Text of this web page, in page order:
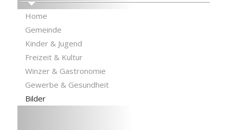
Home
Gemeinde
Kinder & Jugend
Freizeit & Kultur
Winzer & Gastronomie
Gewerbe & Gesundheit
Bilder